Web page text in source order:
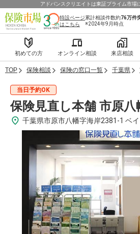
アドバンスクリエイトは東証プライム市場
特設ページ
はこちら
累計相談件数約76万件
※2024年9月時点
初めての方 オンライン相談 来店相談
TOP 保険相談 保険の窓口一覧 千葉県
当日予約OK
保険見直し本舗 市原
千葉県市原市八幡字海岸2381-1 ベ